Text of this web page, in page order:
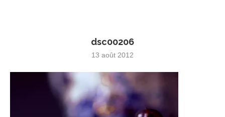
dsc00206
13 août 2012